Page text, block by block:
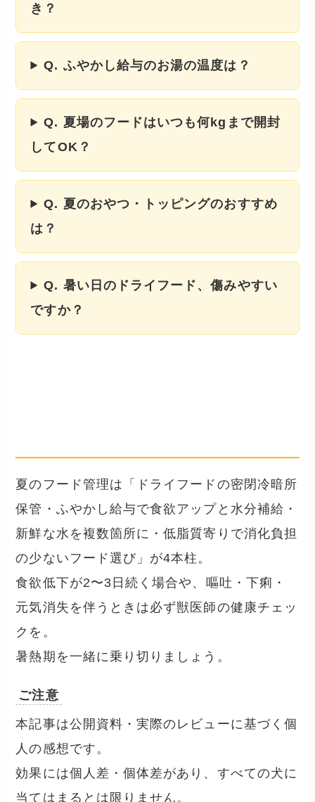
き？
Q. ふやかし給与のお湯の温度は？
Q. 夏場のフードはいつも何kgまで開封
してOK？
Q. 夏のおやつ・トッピングのおすすめ
は？
Q. 暑い日のドライフード、傷みやすい
ですか？
夏のフード管理は「ドライフードの密閉冷暗所
保管・ふやかし給与で食欲アップと水分補給・
新鮮な水を複数箇所に・低脂質寄りで消化負担
の少ないフード選び」が4本柱。
食欲低下が2〜3日続く場合や、嘔吐・下痢・
元気消失を伴うときは必ず獣医師の健康チェッ
クを。
暑熱期を一緒に乗り切りましょう。
ご注意
本記事は公開資料・実際のレビューに基づく個
人の感想です。
効果には個人差・個体差があり、すべての犬に
当てはまるとは限りません。